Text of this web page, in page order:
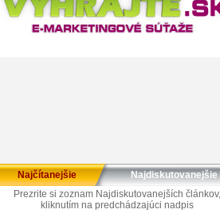
Najčítanejšie
Najdiskutovanejšie
Prezrite si zoznam Najdiskutovanejších článkov,
kliknutím na predchádzajúci nadpis